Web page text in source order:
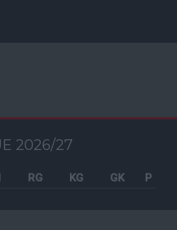
2026/27
RG KG GK P